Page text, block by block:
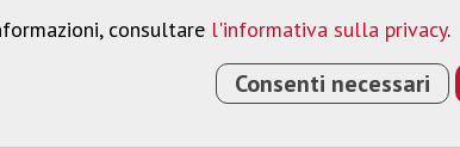
consultare l'informativa sulla privacy.
Consenti necessari